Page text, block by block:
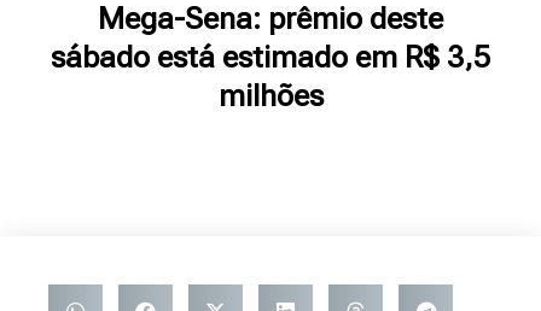
Mega-Sena: prêmio deste
sábado está estimado em R$ 3,5
milhões